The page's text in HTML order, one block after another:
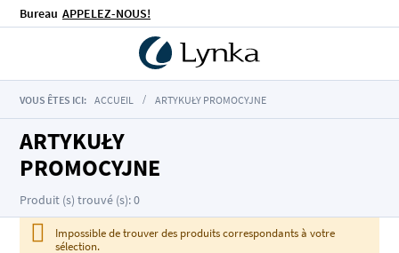
Bureau APPELEZ-NOUS!
VOUS ÊTES ICI: ACCUEIL ARTYKUŁY PROMOCYJNE
ARTYKUŁY
PROMOCYJNE
Produit (s) trouvé (s): 0
Impossible de trouver des produits correspondants à votre
sélection.